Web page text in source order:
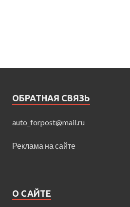
ОБРАТНАЯ СВЯЗЬ
auto_forpost@mail.ru
Реклама на сайте
О САЙТЕ